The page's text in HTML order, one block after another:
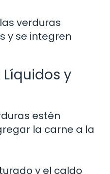
verduras
y se integren
y
estén
la carne a la
y el caldo